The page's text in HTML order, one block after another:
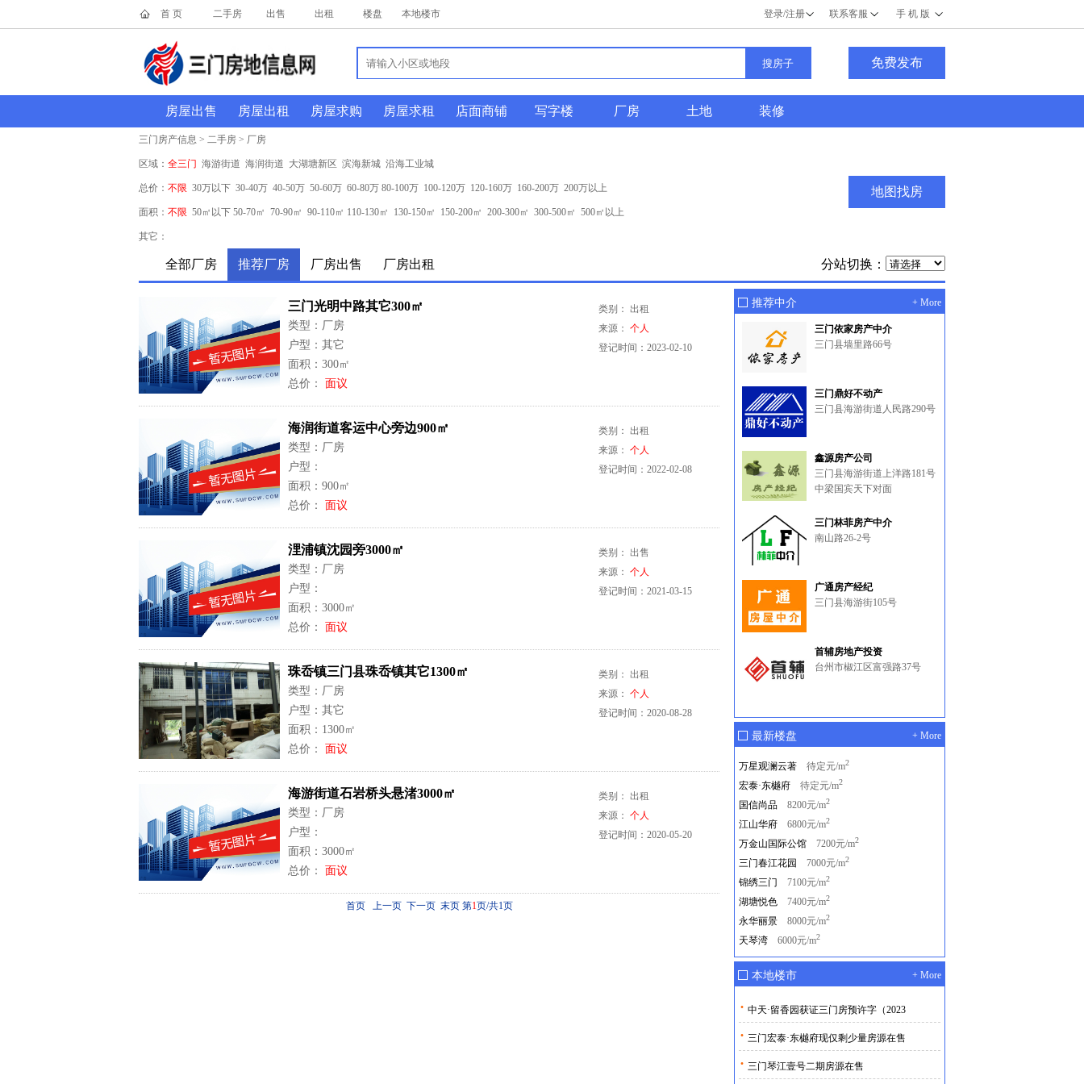
首 页 二手房 出售 出租 楼盘 本地楼市 手 机 版
联系客服
登录/注册
免费发布
房屋出售 房屋出租 房屋求购 房屋求租 店面商铺 写字楼 厂房 土地 装修
三门房产信息 > 二手房 > 厂房
区域： 全三门 海游街道 海润街道 大湖塘新区 滨海新城 沿海工业城
总价： 不限 30万以下 30-40万 40-50万 50-60万 60-80万 80-100万 100-120万 120-160万 160-200万 200万以上
面积： 不限 50㎡以下 50-70㎡ 70-90㎡ 90-110㎡ 110-130㎡ 130-150㎡ 150-200㎡ 200-300㎡ 300-500㎡ 500㎡以上
其它：
地图找房
全部厂房 推荐厂房 厂房出售 厂房出租 分站切换：
三门光明中路其它300㎡
类型：厂房
户型：其它
面积：300㎡
总价： 面议
类别： 出租
来源： 个人
登记时间：2023-02-10
海润街道客运中心旁边900㎡
类型：厂房
户型：
面积：900㎡
总价： 面议
类别： 出租
来源： 个人
登记时间：2022-02-08
浬浦镇沈园旁3000㎡
类型：厂房
户型：
面积：3000㎡
总价： 面议
类别： 出售
来源： 个人
登记时间：2021-03-15
珠岙镇三门县珠岙镇其它1300㎡
类型：厂房
户型：其它
面积：1300㎡
总价： 面议
类别： 出租
来源： 个人
登记时间：2020-08-28
海游街道石岩桥头悬渚3000㎡
类型：厂房
户型：
面积：3000㎡
总价： 面议
类别： 出租
来源： 个人
登记时间：2020-05-20
首页 上一页 下一页 末页 第1页/共1页
推荐中介 + More
三门依家房产中介
三门县墙里路66号
三门鼎好不动产
三门县海游街道人民路290号
鑫源房产公司
三门县海游街道上洋路181号
中梁国宾天下对面
三门林菲房产中介
南山路26-2号
广通房产经纪
三门县海游街105号
首辅房地产投资
台州市椒江区富强路37号
最新楼盘 + More
万星观澜云著 待定元/m2
宏泰·东樾府 待定元/m2
国信尚品 8200元/m2
江山华府 6800元/m2
万金山国际公馆 7200元/m2
三门春江花园 7000元/m2
锦绣三门 7100元/m2
湖塘悦色 7400元/m2
永华丽景 8000元/m2
天琴湾 6000元/m2
本地楼市 + More
· 中天·留香园获证三门房预许字（2023
· 三门宏泰·东樾府现仅剩少量房源在售
· 三门琴江壹号二期房源在售